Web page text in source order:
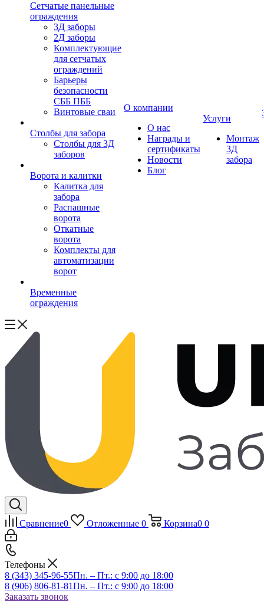
Сетчатые панельные
ограждения
3Д заборы
2Д заборы
Комплектующие
для сетчатых
ограждений
Барьеры
безопасности
СББ ПББ
Винтовые сваи
Столбы для забора
Столбы для 3Д
заборов
Ворота и калитки
Калитка для
забора
Распашные
ворота
Откатные
ворота
Комплекты для
автоматизации
ворот
Временные
ограждения
О компании
О нас
Награды и
сертификаты
Новости
Блог
Услуги
Монтаж
3Д
забора
Сравнение0 Отложенные 0 Корзина0 0
Телефоны
8 (343) 345-96-55Пн. – Пт.: с 9:00 до 18:00
8 (906) 806-81-81Пн. – Пт.: с 9:00 до 18:00
Заказать звонок